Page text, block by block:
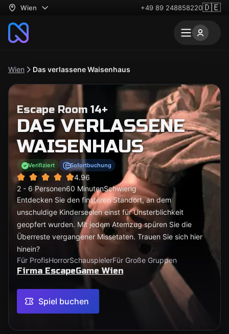
Wien +49 89 248858220🇩🇪
Wien Das verlassene Waisenhaus
Escape Room 14+
DAS VERLASSENE
WAISENHAUS
Verifiziert Sofortbuchung
4.96
2 - 6 Personen60 MinutenSchwierig
Entdecken Sie den finsteren Standort, an dem
unschuldige Kinderseelen einst für Unsterblichkeit
geopfert wurden. Mit jedem Atemzug spüren Sie die
Überreste vergangener Missetaten. Trauen Sie sich hier
hinein?
Für ProfisHorrorSchauspielerFür Große Gruppen
Firma EscapeGame Wien
Spiel buchen